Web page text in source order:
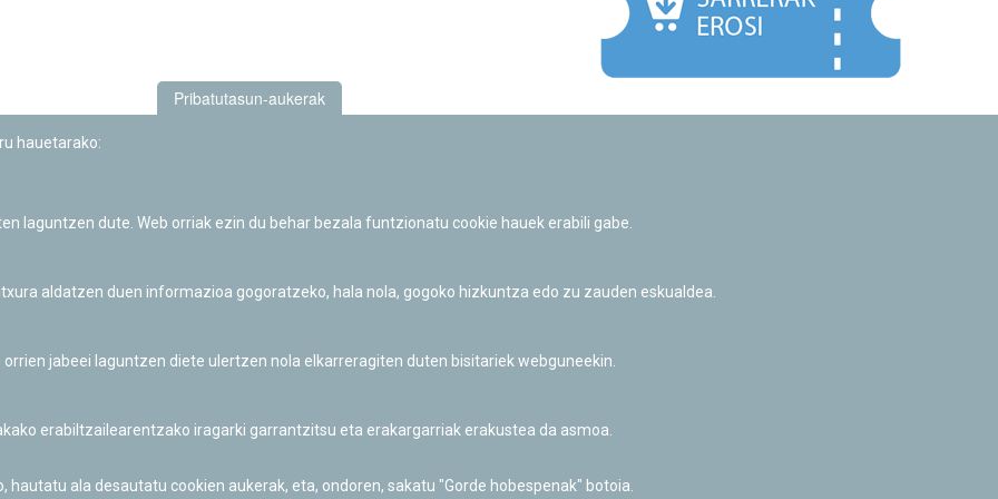
Informazio publikoa eskatzeko baimena
Pribatutasun-aukerak
hauetarako:
laguntzen dute. Web orriak ezin du behar bezala funtzionatu cookie hauek erabili gabe.
aldatzen duen informazioa gogoratzeko, hala nola, gogoko hizkuntza edo zu zauden eskualdea.
jabeei laguntzen diete ulertzen nola elkarreragiten duten bisitariek webguneekin.
erabiltzailearentzako iragarki garrantzitsu eta erakargarriak erakustea da asmoa.
ala desautatu cookien aukerak, eta, ondoren, sakatu "Gorde hobespenak" botoia.